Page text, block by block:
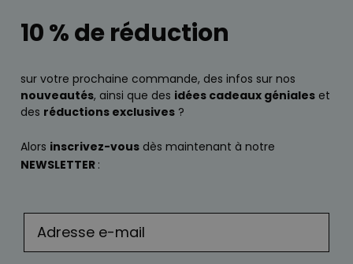
10 % de réduction
sur votre prochaine commande, des infos sur nos
nouveautés, ainsi que des idées cadeaux géniales et
des réductions exclusives ?
Alors inscrivez-vous dès maintenant à notre
NEWSLETTER :